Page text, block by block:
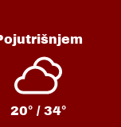
20° / 34°